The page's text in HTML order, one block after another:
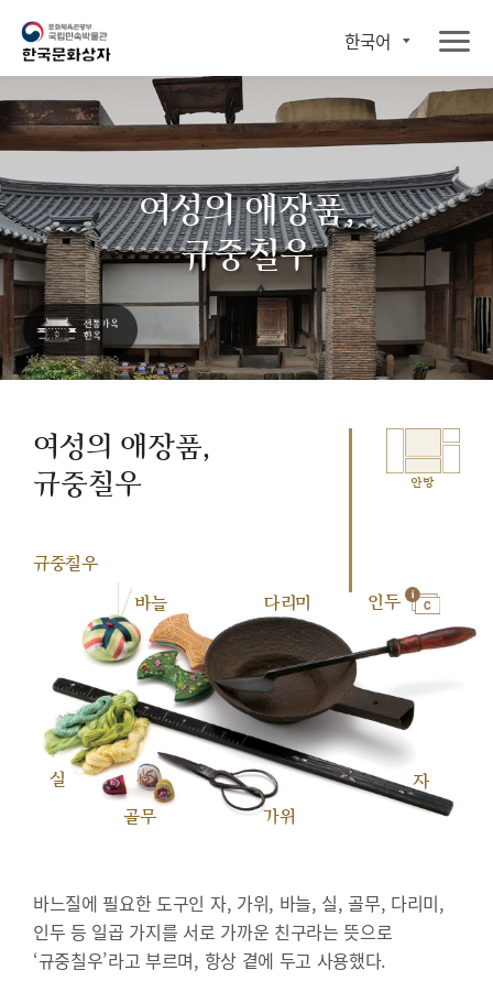
한국어
여성의 애장품,
규중칠우
여성의 애장품,
규중칠우
안방
규중칠우
바늘
다리미 인두
실
골무
가위
자
바느질에 필요한 도구인 자, 가위, 바늘, 실, 골무, 다리미,
인두 등 일곱 가지를 서로 가까운 친구라는 뜻으로
‘규중칠우’라고 부르며, 항상 곁에 두고 사용했다.